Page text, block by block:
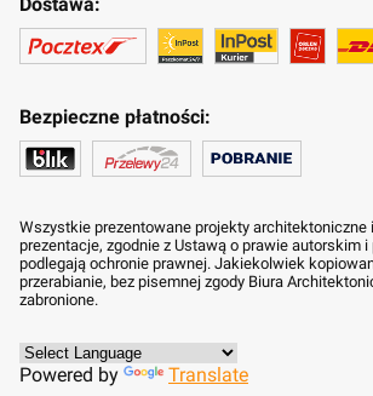
Bezpieczne płatności:
Wszystkie prezentowane projekty architektoniczne
prezentacje, zgodnie z Ustawą o prawie autorskim
podlegają ochronie prawnej. Jakiekolwiek
przerabianie, bez pisemnej zgody Biura
zabronione.
Powered by Translate